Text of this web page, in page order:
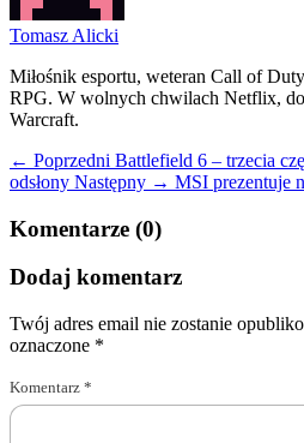
Tomasz Alicki
Miłośnik esportu, weteran Call of
RPG. W wolnych chwilach Netflix,
Warcraft.
← Poprzedni Battlefield 6 – trzecia
odsłony Następny → MSI prezentuje
Komentarze (0)
Dodaj komentarz
Twój adres email nie zostanie
oznaczone *
Komentarz *